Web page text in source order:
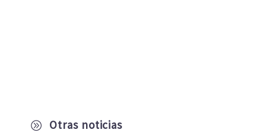
A Otras noticias